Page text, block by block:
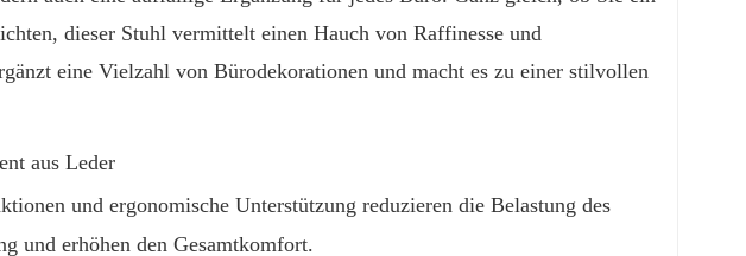
dieser Stuhl vermittelt einen Hauch von Raffinesse und
eine Vielzahl von Bürodekorationen und macht es zu einer stilvollen
aus Leder
und ergonomische Unterstützung reduzieren die Belastung des
und erhöhen den Gesamtkomfort.